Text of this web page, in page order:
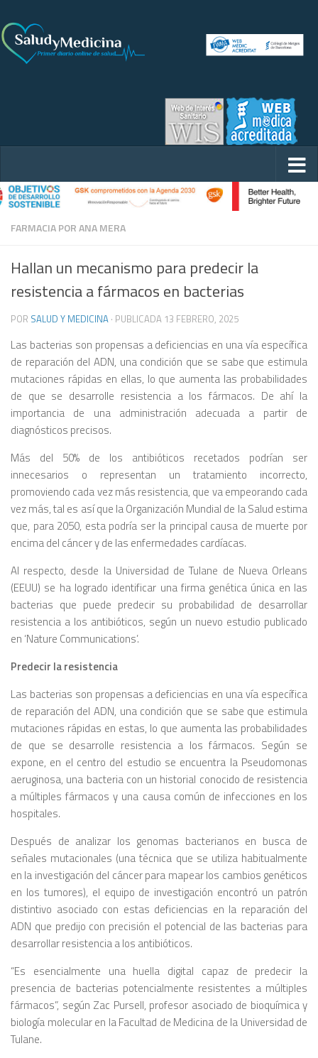
FARMACIA POR ANA MERA
Hallan un mecanismo para predecir la
resistencia a fármacos en bacterias
POR SALUD Y MEDICINA · PUBLICADA 13 FEBRERO, 2025
Las bacterias son propensas a deficiencias en una vía específica
de reparación del ADN, una condición que se sabe que estimula
mutaciones rápidas en ellas, lo que aumenta las probabilidades
de que se desarrolle resistencia a los fármacos. De ahí la
importancia de una administración adecuada a partir de
diagnósticos precisos.
Más del 50% de los antibióticos recetados podrían ser
innecesarios o representan un tratamiento incorrecto,
promoviendo cada vez más resistencia, que va empeorando cada
vez más, tal es así que la Organización Mundial de la Salud estima
que, para 2050, esta podría ser la principal causa de muerte por
encima del cáncer y de las enfermedades cardíacas.
Al respecto, desde la Universidad de Tulane de Nueva Orleans
(EEUU) se ha logrado identificar una firma genética única en las
bacterias que puede predecir su probabilidad de desarrollar
resistencia a los antibióticos, según un nuevo estudio publicado
en ‘Nature Communications’.
Predecir la resistencia
Las bacterias son propensas a deficiencias en una vía específica
de reparación del ADN, una condición que se sabe que estimula
mutaciones rápidas en estas, lo que aumenta las probabilidades
de que se desarrolle resistencia a los fármacos. Según se
expone, en el centro del estudio se encuentra laPseudomonas
aeruginosa, una bacteria con un historial conocido de resistencia
a múltiples fármacos y una causa común de infecciones en los
hospitales.
Después de analizar los genomas bacterianos en busca de
señales mutacionales (una técnica que se utiliza habitualmente
en la investigación del cáncer para mapear los cambios genéticos
en los tumores), el equipo de investigación encontró un patrón
distintivo asociado con estas deficiencias en la reparación del
ADN que predijo con precisión el potencial de las bacterias para
desarrollar resistencia a los antibióticos.
“Es esencialmente una huella digital capaz de predecir la
presencia de bacterias potencialmente resistentes a múltiples
fármacos”, según Zac Pursell, profesor asociado de bioquímica y
biología molecular en la Facultad de Medicina de la Universidad de
Tulane.